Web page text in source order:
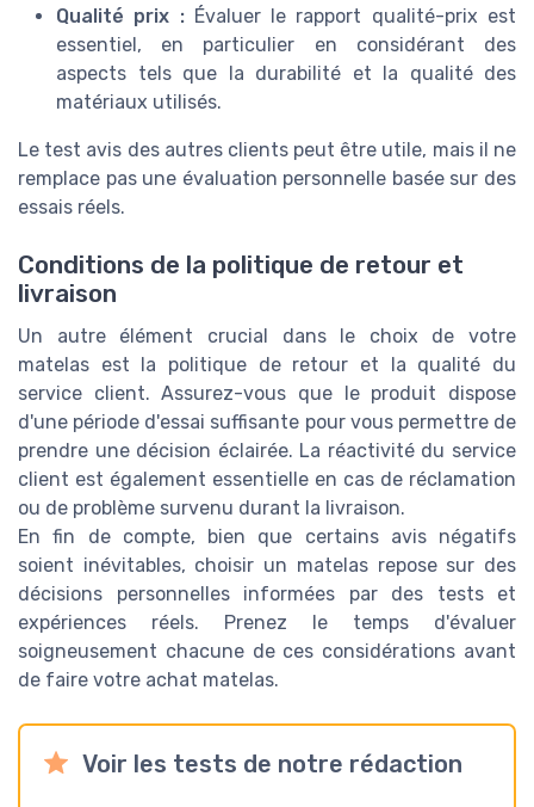
Qualité prix :Évaluer le rapport qualité-prix est
essentiel, en particulier en considérant des
aspects tels que la durabilité et la qualité des
matériaux utilisés.
Le test avis des autres clients peut être utile, mais il ne
remplace pas une évaluation personnelle basée sur des
essais réels.
Conditions de la politique de retour et
livraison
Un autre élément crucial dans le choix de votre
matelas est la politique de retour et la qualité du
service client. Assurez-vous que le produit dispose
d'une période d'essai suffisante pour vous permettre de
prendre une décision éclairée. La réactivité du service
client est également essentielle en cas de réclamation
ou de problème survenu durant la livraison.
En fin de compte, bien que certains avis négatifs
soient inévitables, choisir un matelas repose sur des
décisions personnelles informées par des tests et
expériences réels. Prenez le temps d'évaluer
soigneusement chacune de ces considérations avant
de faire votre achat matelas.
Voir les tests de notre rédaction